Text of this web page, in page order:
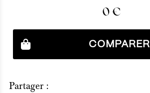
0 €
COMPARER
Partager :